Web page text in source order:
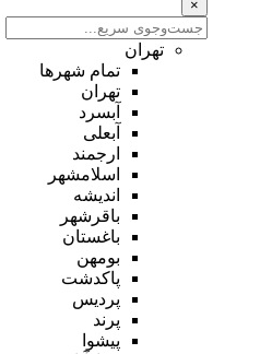
×
تهران
تمام شهر‌ها
تهران
آبسرد
آبعلی
ارجمند
اسلامشهر
اندیشه
باقرشهر
باغستان
بومهن
پاکدشت
پردیس
پرند
پیشوا